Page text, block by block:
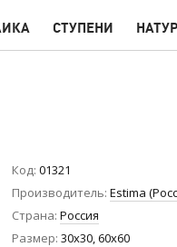
СТУПЕНИ
Код 01321
Производитель Estima
Страна Россия
Размер 30x30, 60x60